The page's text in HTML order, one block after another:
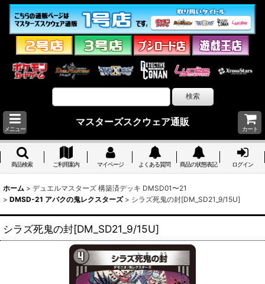
メニュー
マスターズスクウェア通販
カート
商品検索 ご利用案内 マイページ よくある質問 商品の状態表記 ログイン
ホーム > デュエルマスターズ 構築済デッキ DMSD01〜21
> DMSD-21 アバクの鬼レクスターズ > シラズ死鬼の封[DM_SD21_9/15U]
シラズ死鬼の封[DM_SD21_9/15U]